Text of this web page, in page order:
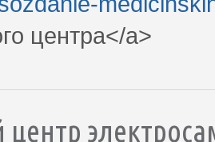
центра</a>